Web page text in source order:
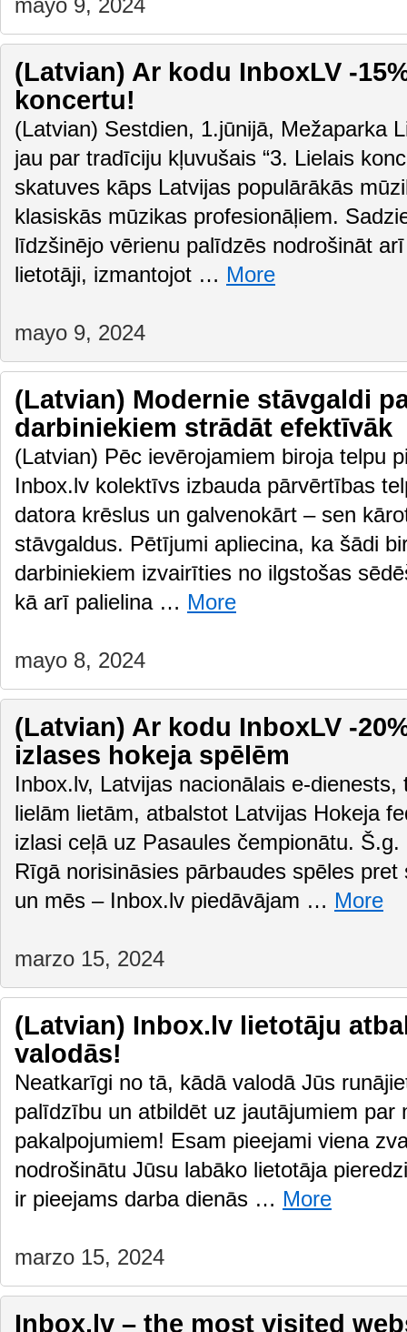
mayo 9, 2024
(Latvian) Ar kodu InboxLV -
koncertu!
(Latvian) Sestdien, 1.jūnijā, Mežaparka
jau par tradīciju kļuvušais “3. Lielais
skatuves kāps Latvijas populārākās
klasiskās mūzikas profesionāļiem.
līdzšinējo vērienu palīdzēs nodrošināt
lietotāji, izmantojot … More
mayo 9, 2024
(Latvian) Modernie stāvgaldi
darbiniekiem strādāt efektīvāk
(Latvian) Pēc ievērojamiem biroja telpu
Inbox.lv kolektīvs izbauda pārvērtības
datora krēslus un galvenokārt – sen
stāvgaldus. Pētījumi apliecina, ka šādi
darbiniekiem izvairīties no ilgstošas
kā arī palielina … More
mayo 8, 2024
(Latvian) Ar kodu InboxLV -
izlases hokeja spēlēm
Inbox.lv, Latvijas nacionālais e-
lielām lietām, atbalstot Latvijas Hokeja
izlasi ceļā uz Pasaules čempionātu.
Rīgā norisināsies pārbaudes spēles
un mēs – Inbox.lv piedāvājam … More
marzo 15, 2024
(Latvian) Inbox.lv lietotāju
valodās!
Neatkarīgi no tā, kādā valodā Jūs
palīdzību un atbildēt uz jautājumiem par
pakalpojumiem! Esam pieejami viena
nodrošinātu Jūsu labāko lietotāja
ir pieejams darba dienās … More
marzo 15, 2024
Inbox.lv – the most visited